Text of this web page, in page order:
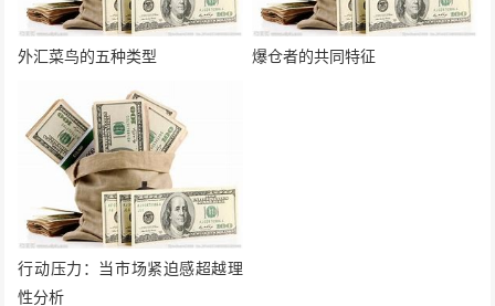
外汇菜鸟的五种类型 爆仓者的共同特征
行动压力：当市场紧迫感超越理
性分析